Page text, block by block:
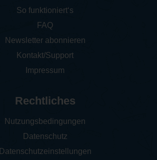
So funktioniert‘s
FAQ
Newsletter abonnieren
Kontakt/Support
Impressum
Rechtliches
Nutzungsbedingungen
Datenschutz
Datenschutzeinstellungen